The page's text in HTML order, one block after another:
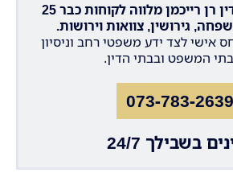
פירמת עורכי הדין רן רייכמן מלווה לקוחות כבר 25
גירושין, צוואות וירושות.
אישי לצד ידע משפטי רחב וניסיון
המשפט ובבתי הדין.
073-783-2639
בשבילך 24/7